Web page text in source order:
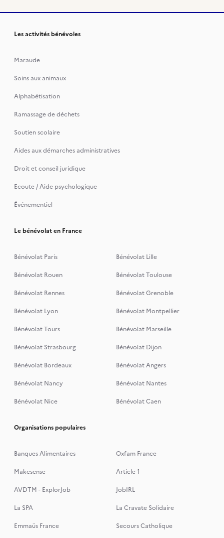
Les activités bénévoles
Maraude
Soins aux animaux
Alphabétisation
Ramassage de déchets
Soutien scolaire
Aides aux démarches administratives
Droit et conseil juridique
Ecoute / Aide psychologique
Événementiel
Le bénévolat en France
Bénévolat Paris
Bénévolat Lille
Bénévolat Rouen
Bénévolat Toulouse
Bénévolat Rennes
Bénévolat Grenoble
Bénévolat Lyon
Bénévolat Montpellier
Bénévolat Tours
Bénévolat Marseille
Bénévolat Strasbourg
Bénévolat Dijon
Bénévolat Bordeaux
Bénévolat Angers
Bénévolat Nancy
Bénévolat Nantes
Bénévolat Nice
Bénévolat Caen
Organisations populaires
Banques Alimentaires
Oxfam France
Makesense
Article 1
AVDTM - ExplorJob
JobIRL
La SPA
La Cravate Solidaire
Emmaüs France
Secours Catholique